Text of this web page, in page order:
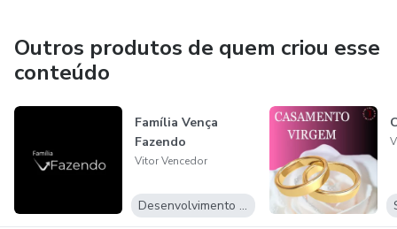
Eu sou Provedor
Outros produtos de quem criou esse
conteúdo
Família Vença
Fazendo
Vitor Vencedor
Desenvolvimento Pessoal